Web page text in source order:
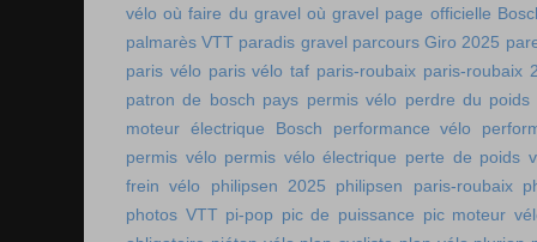
vélo où faire du gravel où gravel page officielle
palmarès VTT paradis gravel parcours Giro 2025
paris vélo paris vélo taf paris-roubaix paris-roubaix
patron de bosch pays permis vélo perdre du poids
moteur électrique Bosch
performance vélo
permis vélo permis vélo électrique perte de poids
frein vélo
philipsen 2025 philipsen paris-roubaix
photos VTT pi-pop pic de puissance pic moteur